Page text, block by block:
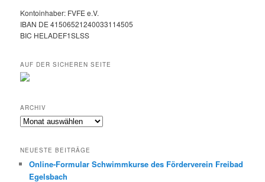
Kontoinhaber: FVFE e.V.
IBAN DE 41506521240033114505
BIC HELADEF1SLSS
AUF DER SICHEREN SEITE
ARCHIV
Archiv
NEUESTE BEITRÄGE
Online-Formular Schwimmkurse des Förderverein Freibad
Egelsbach